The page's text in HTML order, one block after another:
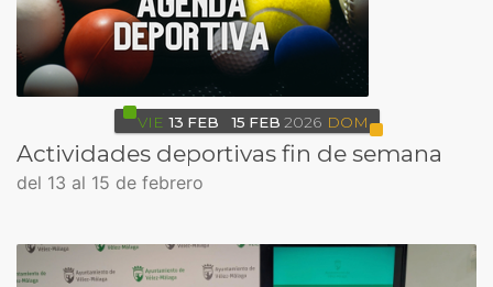
VIE 13 FEB 15 FEB 2026 DOM
Actividades deportivas fin de semana
del 13 al 15 de febrero